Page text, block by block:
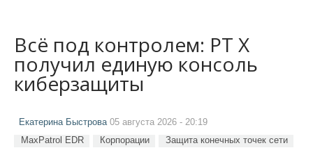
Всё под контролем: PT X
получил единую консоль
киберзащиты
Екатерина Быстрова 05 августа 2026 - 20:19
MaxPatrol EDR Корпорации
Защита конечных точек сети